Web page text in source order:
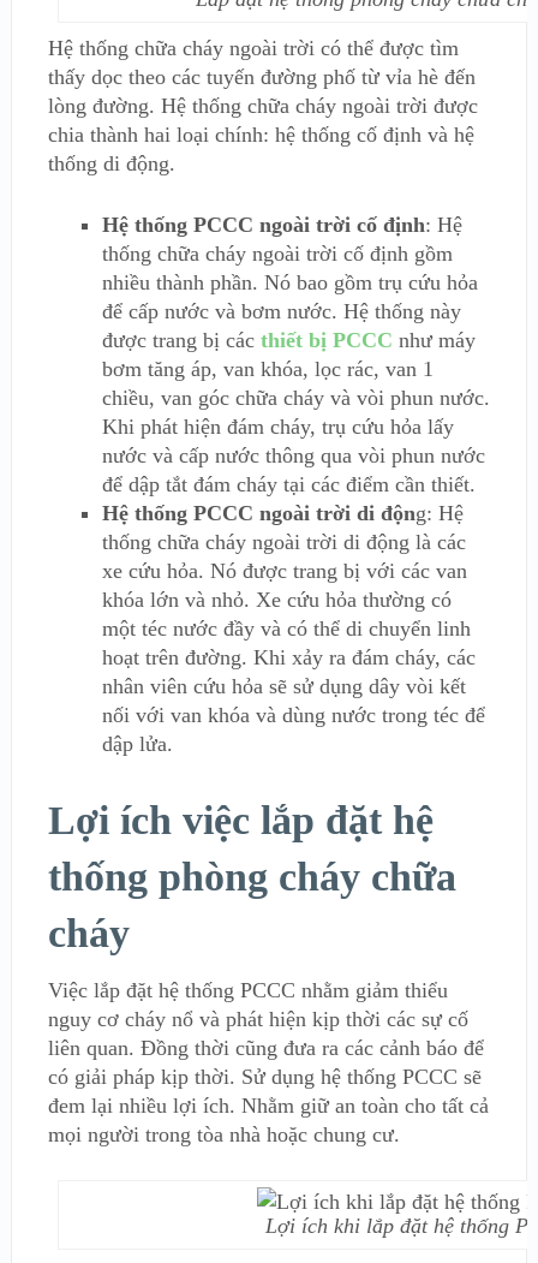
Hệ thống chữa cháy ngoài trời có thể được tìm
thấy dọc theo các tuyến đường phố từ vỉa hè đến
lòng đường. Hệ thống chữa cháy ngoài trời được
chia thành hai loại chính: hệ thống cố định và hệ
thống di động.
Hệ thống PCCC ngoài trời cố định: Hệ
thống chữa cháy ngoài trời cố định gồm
nhiều thành phần. Nó bao gồm trụ cứu hỏa
để cấp nước và bơm nước. Hệ thống này
được trang bị các thiết bị PCCC như máy
bơm tăng áp, van khóa, lọc rác, van 1
chiều, van góc chữa cháy và vòi phun nước.
Khi phát hiện đám cháy, trụ cứu hỏa lấy
nước và cấp nước thông qua vòi phun nước
để dập tắt đám cháy tại các điểm cần thiết.
Hệ thống PCCC ngoài trời di động: Hệ
thống chữa cháy ngoài trời di động là các
xe cứu hỏa. Nó được trang bị với các van
khóa lớn và nhỏ. Xe cứu hỏa thường có
một téc nước đầy và có thể di chuyển linh
hoạt trên đường. Khi xảy ra đám cháy, các
nhân viên cứu hỏa sẽ sử dụng dây vòi kết
nối với van khóa và dùng nước trong téc để
dập lửa.
Lợi ích việc lắp đặt hệ
thống phòng cháy chữa
cháy
Việc lắp đặt hệ thống PCCC nhằm giảm thiểu
nguy cơ cháy nổ và phát hiện kịp thời các sự cố
liên quan. Đồng thời cũng đưa ra các cảnh báo để
có giải pháp kịp thời. Sử dụng hệ thống PCCC sẽ
đem lại nhiều lợi ích. Nhằm giữ an toàn cho tất cả
mọi người trong tòa nhà hoặc chung cư.
Lợi ích khi lắp đặt hệ thống